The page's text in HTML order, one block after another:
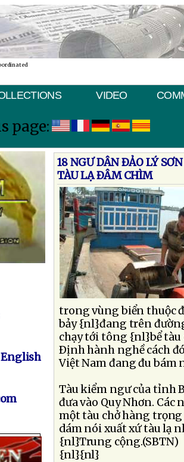
VIDEO
page:
English
18 NGƯ DÂN ÐẢO LÝ
TÀU LẠ ÐÂM CHÌM
trong vùng biển thuộc
bảy {nl}đang trên
chạy tới tông {nl}bể
Ðịnh hành nghề cách
Việt Nam đang đu
Tàu kiểm ngư của tỉnh
đưa vào Quy Nhơn.
một tàu chở hàng
dám nói xuất xứ tàu lạ
{nl}Trung cộng.(SBTN)
{nl}{nl}